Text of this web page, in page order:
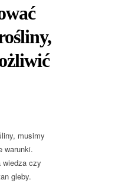
musimy
warunki.
czy
gleby.